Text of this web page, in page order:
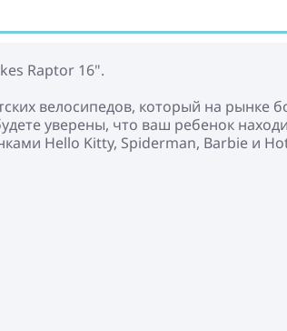
Raptor 16".
велосипедов, который на рынке
уверены, что ваш ребенок
Hello Kitty, Spiderman, Barbie и